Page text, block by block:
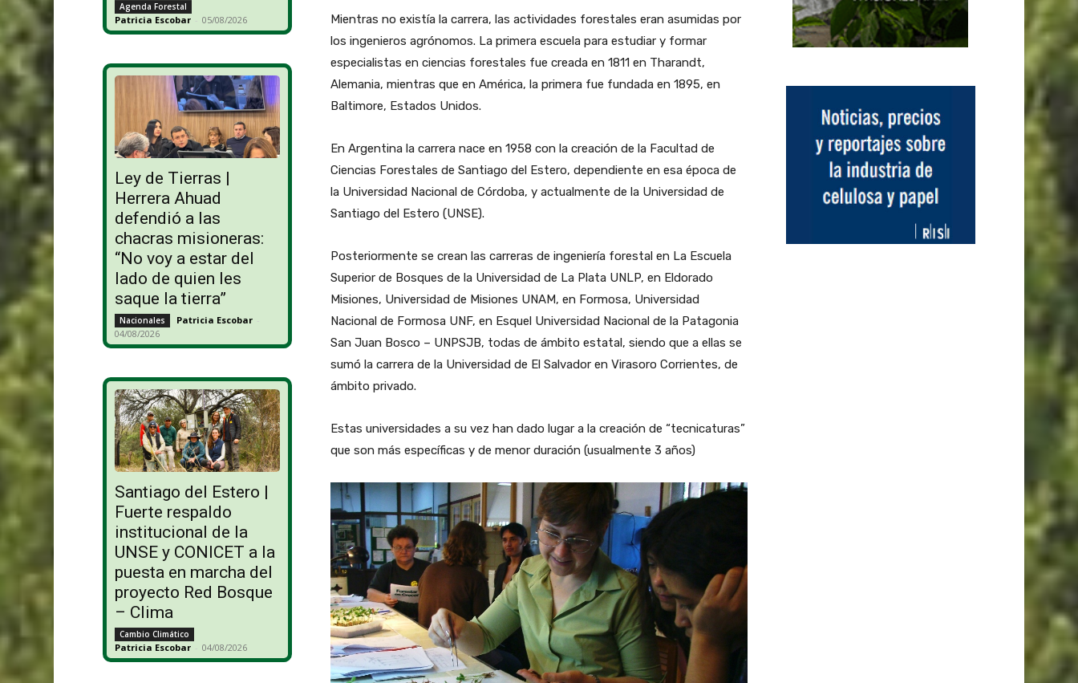
Agenda Forestal
Patricia Escobar - 05/08/2026
Ley de Tierras |
Herrera Ahuad
defendió a las
chacras misioneras:
“No voy a estar del
lado de quien les
saque la tierra”
Nacionales Patricia Escobar -
04/08/2026
Santiago del Estero |
Fuerte respaldo
institucional de la
UNSE y CONICET a la
puesta en marcha del
proyecto Red Bosque
– Clima
Cambio Climático
Patricia Escobar - 04/08/2026
Mientras no existía la carrera, las actividades forestales eran asumidas por
los ingenieros agrónomos. La primera escuela para estudiar y formar
especialistas en ciencias forestales fue creada en 1811 en Tharandt,
Alemania, mientras que en América, la primera fue fundada en 1895, en
Baltimore, Estados Unidos.
En Argentina la carrera nace en 1958 con la creación de la Facultad de
Ciencias Forestales de Santiago del Estero, dependiente en esa época de
la Universidad Nacional de Córdoba, y actualmente de la Universidad de
Santiago del Estero (UNSE).
Posteriormente se crean las carreras de ingeniería forestal en La Escuela
Superior de Bosques de la Universidad de La Plata UNLP, en Eldorado
Misiones, Universidad de Misiones UNAM, en Formosa, Universidad
Nacional de Formosa UNF, en Esquel Universidad Nacional de la Patagonia
San Juan Bosco – UNPSJB, todas de ámbito estatal, siendo que a ellas se
sumó la carrera de la Universidad de El Salvador en Virasoro Corrientes, de
ámbito privado.
Estas universidades a su vez han dado lugar a la creación de “tecnicaturas”
que son más específicas y de menor duración (usualmente 3 años)